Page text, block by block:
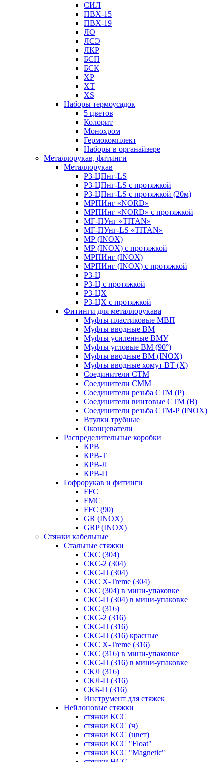
СИЛ
ПВХ-15
ПВХ-19
ЛО
ЛСЭ
ЛКР
БСП
БСК
XP
XT
XS
Наборы термоусадок
5 цветов
Колорит
Монохром
Гермокомплект
Наборы в органайзере
Металлорукав, фитинги
Металлорукав
Р3-ЦПнг-LS
Р3-ЦПнг-LS с протяжкой
Р3-ЦПнг-LS с протяжкой (20м)
МРПИнг «NORD»
МРПИнг «NORD» с протяжкой
МГ-ПУнг «TITAN»
МГ-ПУнг-LS «TITAN»
МР (INOX)
МР (INOX) с протяжкой
МРПИнг (INOX)
МРПИнг (INOX) с протяжкой
Р3-Ц
Р3-Ц с протяжкой
Р3-ЦХ
Р3-ЦХ с протяжкой
Фитинги для металлорукава
Муфты пластиковые МВП
Муфты вводные ВМ
Муфты усиленные ВМУ
Муфты угловые ВМ (90°)
Муфты вводные ВМ (INOX)
Муфты вводные хомут ВТ (Х)
Соединители СТМ
Соединители СММ
Соединители резьба СТМ (Р)
Соединители винтовые СТМ (В)
Соединители резьба СТМ-Р (INOX)
Втулки трубные
Оконцеватели
Распределительные коробки
КРВ
КРВ-Т
КРВ-Л
КРВ-П
Гофрорукав и фитинги
FFC
FMC
FFC (90)
GR (INOX)
GRP (INOX)
Cтяжки кабельные
Стальные стяжки
СКС (304)
СКС-2 (304)
СКС-П (304)
СКС X-Treme (304)
СКС (304) в мини-упаковке
СКС-П (304) в мини-упаковке
СКС (316)
СКС-2 (316)
СКС-П (316)
СКС-П (316) красные
СКС X-Treme (316)
СКС (316) в мини-упаковке
СКС-П (316) в мини-упаковке
СКЛ (316)
СКЛ-П (316)
СКБ-П (316)
Инструмент для стяжек
Нейлоновые стяжки
стяжки КСС
стяжки КСС (ч)
стяжки КСС (цвет)
стяжки КСС "Float"
стяжки КСС "Magnetic"